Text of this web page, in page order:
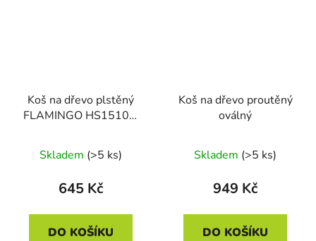
Koš na dřevo plstěný
FLAMINGO HS15108,
Skladem (>5 ks)
645 Kč
DO KOŠÍKU
Koš na dřevo proutěný
oválný
Skladem (>5 ks)
949 Kč
DO KOŠÍKU